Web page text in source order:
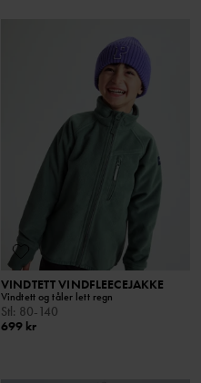
VINDTETT VINDFLEECEJAKKE
Vindtett og tåler lett regn
Stl: 80-140
699 kr